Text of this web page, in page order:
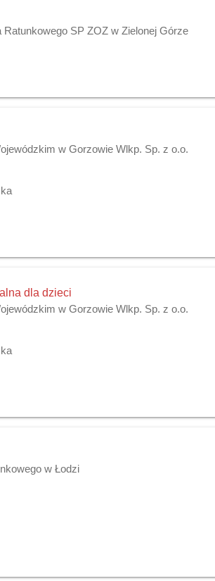
SP ZOZ w Zielonej Górze
w Gorzowie Wlkp. Sp. z o.o.
dla dzieci
w Gorzowie Wlkp. Sp. z o.o.
w Łodzi